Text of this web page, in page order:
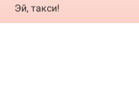
Эй, такси!